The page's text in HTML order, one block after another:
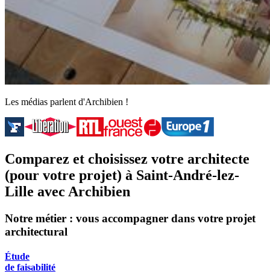
Les médias parlent d'Archibien !
Comparez et choisissez votre architecte
(pour votre projet) à Saint-André-lez-
Lille avec Archibien
Notre métier : vous accompagner dans votre projet
architectural
Étude
de faisabilité